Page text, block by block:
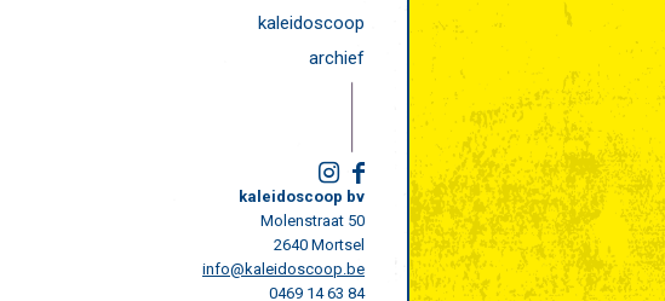
kaleidoscoop
archief
kaleidoscoop bv
Molenstraat 50
2640 Mortsel
info@kaleidoscoop.be
0469 14 63 84